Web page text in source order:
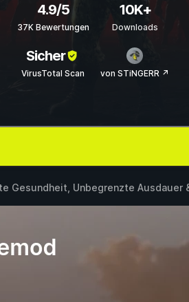
4.9/5
37K Bewertungen
10K+
Downloads
Sicher
VirusTotal Scan von STiNGERR ↗
Gesundheit, Unbegrenzte Ausdauer